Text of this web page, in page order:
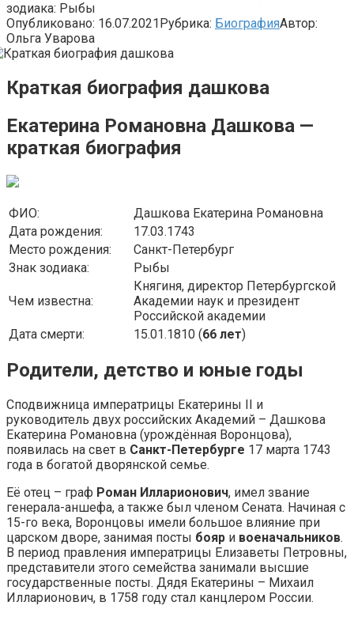
зодиака: Рыбы
Опубликовано: 16.07.2021Рубрика: БиографияАвтор:
Ольга Уварова
Краткая биография дашкова
Екатерина Романовна Дашкова —
краткая биография
ФИО:
Дашкова Екатерина Романовна
Дата рождения:
17.03.1743
Место рождения:
Санкт-Петербург
Знак зодиака:
Рыбы
Чем известна:
Княгиня, директор Петербургской
Академии наук и президент
Российской академии
Дата смерти:
15.01.1810 (66 лет)
Родители, детство и юные годы
Сподвижница императрицы Екатерины II и
руководитель двух российских Академий – Дашкова
Екатерина Романовна (урождённая Воронцова),
появилась на свет в Санкт-Петербурге 17 марта 1743
года в богатой дворянской семье.
Её отец – граф Роман Илларионович, имел звание
генерала-аншефа, а также был членом Сената. Начиная с
15-го века, Воронцовы имели большое влияние при
царском дворе, занимая посты бояр и военачальников.
В период правления императрицы Елизаветы Петровны,
представители этого семейства занимали высшие
государственные посты. Дядя Екатерины – Михаил
Илларионович, в 1758 году стал канцлером России.